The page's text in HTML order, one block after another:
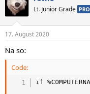
Lt. Junior Grade PRO
17. August 2020
Na so:
Code:
if